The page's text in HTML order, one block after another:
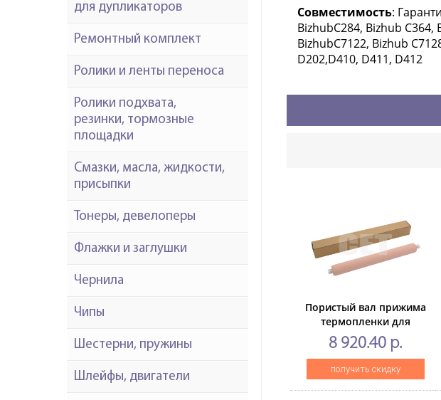
Совместимость:
BizhubC284, Bizhub C364,
BizhubC7122, Bizhub
D202,D410, D411, D412
Пористый вал прижима
термопленки для
KONICA MINOLTABizhub
C654/C754/C654e/C754e
(CET), CET221010
8 920.40 р.
получить скидку
для дупликаторов
Ремонтный комплект
Ролики и ленты переноса
Ролики подхвата,
резинки, тормозные
площадки
Смазки, масла, жидкости,
присыпки
Тонеры, девелоперы
Флажки и заглушки
Чернила
Чипы
Шестерни, пружины
Шлейфы, двигатели